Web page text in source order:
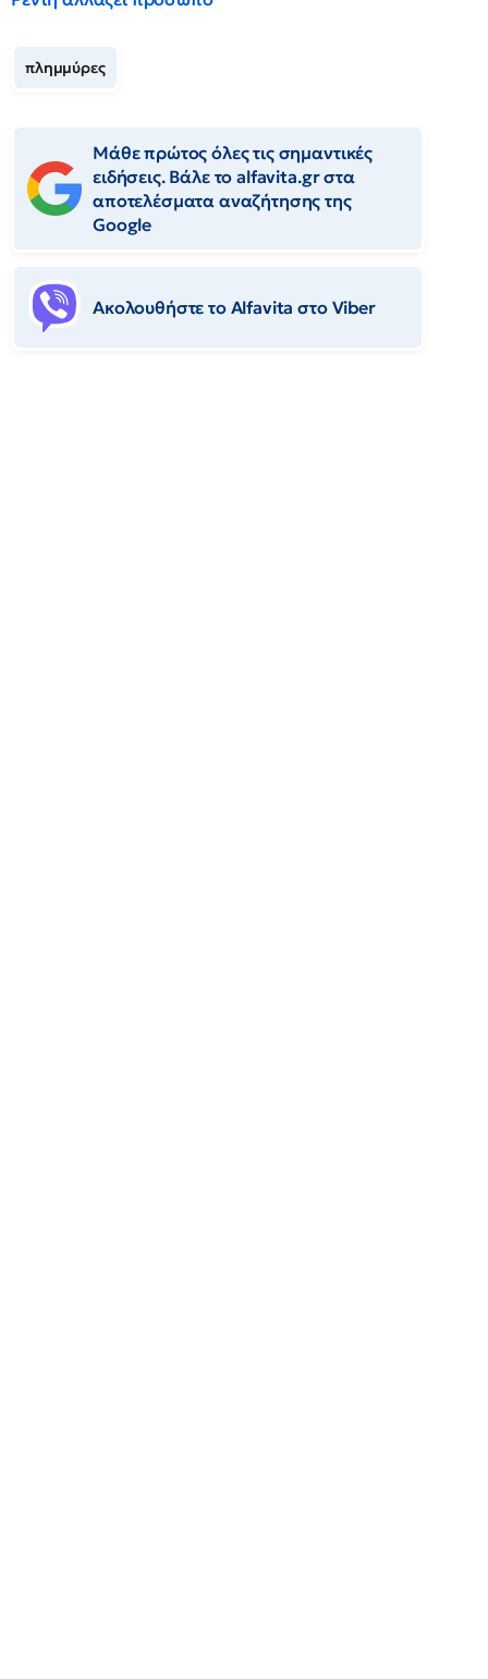
πλημμύρες
Μάθε πρώτος όλες τις σημαντικές
ειδήσεις. Βάλε το alfavita.gr στα
αποτελέσματα αναζήτησης της
Google
Ακολουθήστε το Αlfavita στο Viber